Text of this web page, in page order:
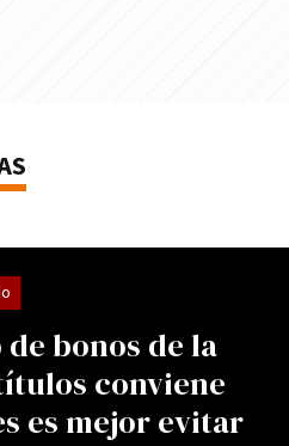
bonos de la
conviene
es mejor evitar